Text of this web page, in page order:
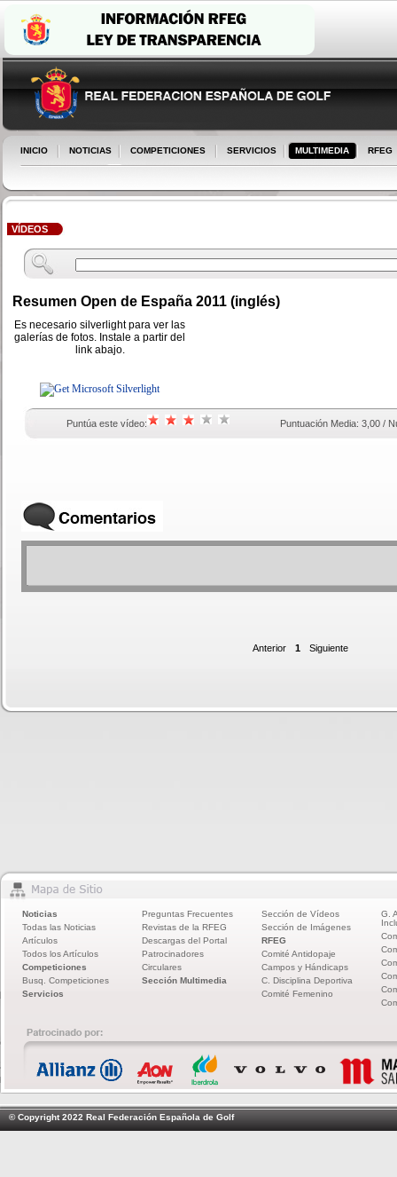
INICIO NOTICIAS COMPETICIONES SERVICIOS MULTIMEDIA RFEG
VÍDEOS
Resumen Open de España 2011 (inglés)
Es necesario silverlight para ver las
galerías de fotos. Instale a partir del
link abajo.
Puntúa este vídeo: Puntuación Media: 3,00 /
Anterior 1 Siguiente
Noticias
Todas las Noticias
Artículos
Todos los Artículos
Competiciones
Busq. Competiciones
Servicios
Preguntas Frecuentes
Revistas de la RFEG
Descargas del Portal
Patrocinadores
Circulares
Sección Multimedia
Sección de Vídeos
Sección de Imágenes
RFEG
Comité Antidopaje
Campos y Hándicaps
C. Disciplina Deportiva
Comité Femenino
G.
© Copyright 2022 Real Federación Española de Golf